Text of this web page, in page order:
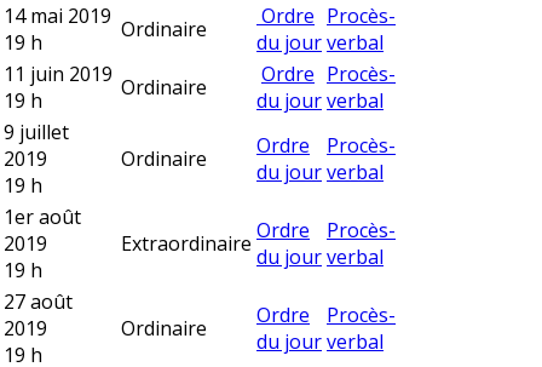
14 mai 2019
19 h
Ordinaire
Ordre
du jour
Procès-
verbal
11 juin 2019
19 h
Ordinaire
Ordre
du jour
Procès-
verbal
9 juillet
2019
19 h
Ordinaire
Ordre
du jour
Procès-
verbal
1er août
2019
19 h
Extraordinaire Ordre
du jour
Procès-
verbal
27 août
2019
19 h
Ordinaire
Ordre
du jour
Procès-
verbal